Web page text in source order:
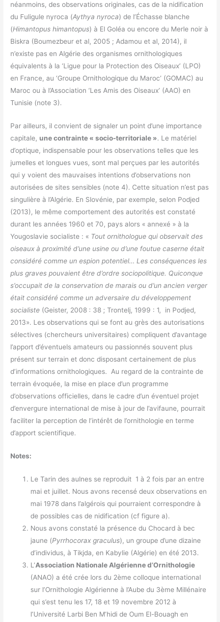
néanmoins, des observations originales, cas de la nidification
du Fuligule nyroca (Aythya nyroca) de l’Échasse blanche
(Himantopus himantopus) à El Goléa ou encore du Merle noir à
Biskra (Boumezbeur et al, 2005 ; Adamou et al, 2014), il
n’existe pas en Algérie des organismes ornithologiques
équivalents à la ‘Ligue pour la Protection des Oiseaux’ (LPO)
en France, au ‘Groupe Ornithologique du Maroc’ (GOMAC) au
Maroc ou à l’Association ‘Les Amis des Oiseaux’ (AAO) en
Tunisie (note 3).
Par ailleurs, il convient de signaler un point d’une importance
capitale, une contrainte « socio-territoriale ». Le matériel
d’optique, indispensable pour les observations telles que les
jumelles et longues vues, sont mal perçues par les autorités
qui y voient des mauvaises intentions d’observations non
autorisées de sites sensibles (note 4). Cette situation n’est pas
singulière à l’Algérie. En Slovénie, par exemple, selon Podjed
(2013), le même comportement des autorités est constaté
durant les années 1960 et 70, pays alors « annexé » à la
Yougoslavie socialiste : « Tout ornithologue qui observait des
oiseaux à proximité d’une usine ou d’une foutue caserne était
considéré comme un espion potentiel… Les conséquences les
plus graves pouvaient être d’ordre sociopolitique. Quiconque
s’occupait de la conservation de marais ou d’un ancien verger
était considéré comme un adversaire du développement
socialiste (Geister, 2008 : 38 ; Trontelj, 1999 : 1, in Podjed,
2013». Les observations qui se font au grès des autorisations
sélectives (chercheurs universitaires) compliquent d’avantage
l’apport d’éventuels amateurs ou passionnés souvent plus
présent sur terrain et donc disposant certainement de plus
d’informations ornithologiques. Au regard de la contrainte de
terrain évoquée, la mise en place d’un programme
d’observations officielles, dans le cadre d’un éventuel projet
d’envergure international de mise à jour de l’avifaune, pourrait
faciliter la perception de l’intérêt de l’ornithologie en terme
d’apport scientifique.
Notes:
Le Tarin des aulnes se reproduit 1 à 2 fois par an entre
mai et juillet. Nous avons recensé deux observations en
mai 1978 dans l’algérois qui pourraient correspondre à
de possibles cas de nidification (cf figure a).
Nous avons constaté la présence du Chocard à bec
jaune (Pyrrhocorax graculus), un groupe d’une dizaine
d’individus, à Tikjda, en Kabylie (Algérie) en été 2013.
L’Association Nationale Algérienne d’Ornithologie
(ANAO) a été crée lors du 2ème colloque international
sur l’Ornithologie Algérienne à l’Aube du 3ème Millénaire
qui s’est tenu les 17, 18 et 19 novembre 2012 à
l’Université Larbi Ben M’hidi de Oum El-Bouagh en